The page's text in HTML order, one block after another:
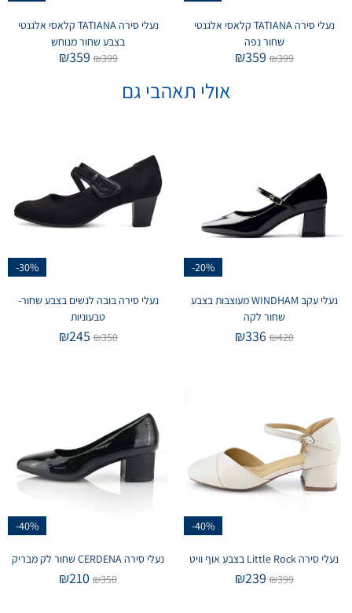
נעלי סירה TATIANA קלאסי אלגנטי
שחור נפה
₪399
₪359
נעלי סירה TATIANA קלאסי אלגנטי
בצבע שחור מנוחש
₪399
₪359
אולי תאהבי גם
-20%
נעלי עקב WINDHAM מעוצבות בצבע
שחור לקה
₪420
₪336
-30%
נעלי סירה בובה לנשים בצבע שחור-
טבעוניות
₪350
₪245
-40%
נעלי סירה Little Rock בצבע אוף וויט
₪399
₪239
-40%
נעלי סירה CERDENA שחור לק מבריק
₪350
₪210